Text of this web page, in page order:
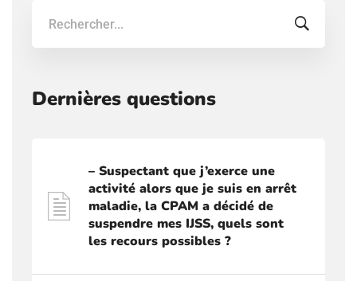
Dernières questions
– Suspectant que j’exerce une
activité alors que je suis en arrêt
maladie, la CPAM a décidé de
suspendre mes IJSS, quels sont
les recours possibles ?